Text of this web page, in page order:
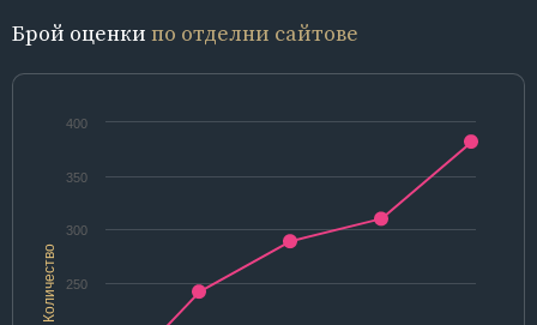
Брой оценки по отделни сайтове
Количество 250
300
350
400